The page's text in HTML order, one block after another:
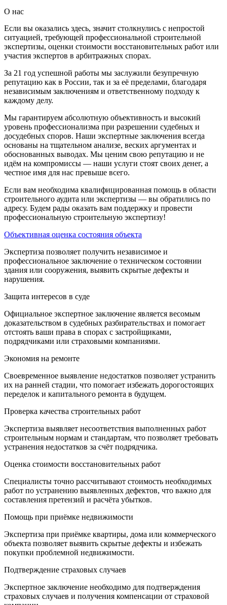
О нас
Если вы оказались здесь, значит столкнулись с непростой
ситуацией, требующей профессиональной строительной
экспертизы, оценки стоимости восстановительных работ или
участия экспертов в арбитражных спорах.
За 21 год успешной работы мы заслужили безупречную
репутацию как в России, так и за её пределами, благодаря
независимым заключениям и ответственному подходу к
каждому делу.
Мы гарантируем абсолютную объективность и высокий
уровень профессионализма при разрешении судебных и
досудебных споров. Наши экспертные заключения всегда
основаны на тщательном анализе, веских аргументах и
обоснованных выводах. Мы ценим свою репутацию и не
идём на компромиссы — наши услуги стоят своих денег, а
честное имя для нас превыше всего.
Если вам необходима квалифицированная помощь в области
строительного аудита или экспертизы — вы обратились по
адресу. Будем рады оказать вам поддержку и провести
профессиональную строительную экспертизу!
Объективная оценка состояния объекта
Экспертиза позволяет получить независимое и
профессиональное заключение о техническом состоянии
здания или сооружения, выявить скрытые дефекты и
нарушения.
Защита интересов в суде
Официальное экспертное заключение является весомым
доказательством в судебных разбирательствах и помогает
отстоять ваши права в спорах с застройщиками,
подрядчиками или страховыми компаниями.
Экономия на ремонте
Своевременное выявление недостатков позволяет устранить
их на ранней стадии, что помогает избежать дорогостоящих
переделок и капитального ремонта в будущем.
Проверка качества строительных работ
Экспертиза выявляет несоответствия выполненных работ
строительным нормам и стандартам, что позволяет требовать
устранения недостатков за счёт подрядчика.
Оценка стоимости восстановительных работ
Специалисты точно рассчитывают стоимость необходимых
работ по устранению выявленных дефектов, что важно для
составления претензий и расчёта убытков.
Помощь при приёмке недвижимости
Экспертиза при приёмке квартиры, дома или коммерческого
объекта позволяет выявить скрытые дефекты и избежать
покупки проблемной недвижимости.
Подтверждение страховых случаев
Экспертное заключение необходимо для подтверждения
страховых случаев и получения компенсации от страховой